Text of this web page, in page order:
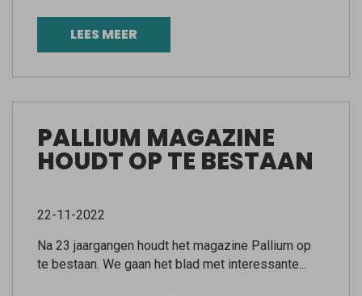
LEES MEER
PALLIUM MAGAZINE
HOUDT OP TE BESTAAN
22-11-2022
Na 23 jaargangen houdt het magazine Pallium op
te bestaan. We gaan het blad met interessante...